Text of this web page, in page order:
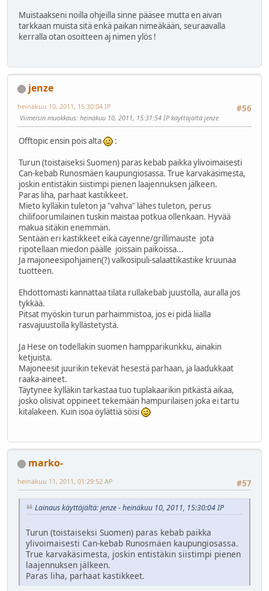
Muistaakseni noilla ohjeilla sinne pääsee mutta en aivan
tarkkaan muista sitä enkä paikan nimeäkään, seuraavalla
kerralla otan osoitteen aj nimen ylös !
jenze
#56
heinäkuu 10, 2011, 15:30:04 IP
Viimeisin muokkaus: heinäkuu 10, 2011, 15:31:54 IP käyttäjältä jenze
Offtopic ensin pois alta
:
Turun (toistaiseksi Suomen) paras kebab paikka ylivoimaisesti
Can-kebab Runosmäen kaupungiosassa. True karvakäsimesta,
joskin entistäkin siistimpi pienen laajennuksen jälkeen.
Paras liha, parhaat kastikkeet.
Mieto kylläkin tuleton ja "vahva" lähes tuleton, perus
chilifoorumilainen tuskin maistaa potkua ollenkaan. Hyvää
makua sitäkin enemmän.
Sentään eri kastikkeet eikä cayenne/grillimauste jota
ripotellaan miedon päälle joissain paikoissa...
Ja majoneesipohjainen(?) valkosipuli-salaattikastike kruunaa
tuotteen.
Ehdottomasti kannattaa tilata rullakebab juustolla, auralla jos
tykkää.
Pitsat myöskin turun parhaimmistoa, jos ei pidä liialla
rasvajuustolla kyllästetystä.
Ja Hese on todellakin suomen hampparikunkku, ainakin
ketjuista.
Majoneesit juurikin tekevät hesestä parhaan, ja laadukkaat
raaka-aineet.
Täytynee kylläkin tarkastaa tuo tuplakaarikin pitkästä aikaa,
josko olisivat oppineet tekemään hampurilaisen joka ei tartu
kitalakeen. Kuin isoa öylättiä söisi
marko-
#57
heinäkuu 11, 2011, 01:29:52 AP
Lainaus käyttäjältä: jenze - heinäkuu 10, 2011, 15:30:04 IP
Turun (toistaiseksi Suomen) paras kebab paikka
ylivoimaisesti Can-kebab Runosmäen kaupungiosassa.
True karvakäsimesta, joskin entistäkin siistimpi pienen
laajennuksen jälkeen.
Paras liha, parhaat kastikkeet.